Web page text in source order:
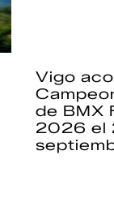
Vigo
de BMX
2026 el